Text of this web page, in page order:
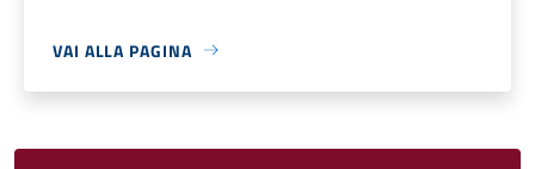
VAI ALLA PAGINA